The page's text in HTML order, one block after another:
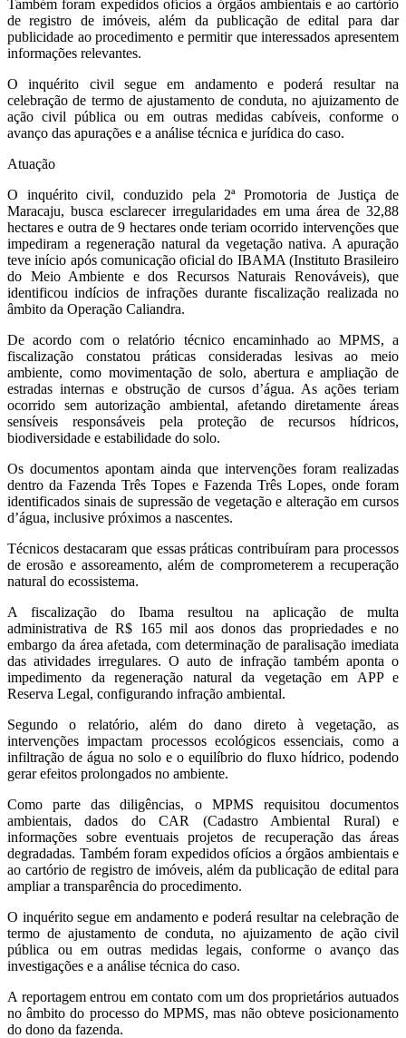
Também foram expedidos ofícios a órgãos ambientais e ao cartório
de registro de imóveis, além da publicação de edital para dar
publicidade ao procedimento e permitir que interessados apresentem
informações relevantes.
O inquérito civil segue em andamento e poderá resultar na
celebração de termo de ajustamento de conduta, no ajuizamento de
ação civil pública ou em outras medidas cabíveis, conforme o
avanço das apurações e a análise técnica e jurídica do caso.
Atuação
O inquérito civil, conduzido pela 2ª Promotoria de Justiça de
Maracaju, busca esclarecer irregularidades em uma área de 32,88
hectares e outra de 9 hectares onde teriam ocorrido intervenções que
impediram a regeneração natural da vegetação nativa. A apuração
teve início após comunicação oficial do IBAMA (Instituto Brasileiro
do Meio Ambiente e dos Recursos Naturais Renováveis), que
identificou indícios de infrações durante fiscalização realizada no
âmbito da Operação Caliandra.
De acordo com o relatório técnico encaminhado ao MPMS, a
fiscalização constatou práticas consideradas lesivas ao meio
ambiente, como movimentação de solo, abertura e ampliação de
estradas internas e obstrução de cursos d’água. As ações teriam
ocorrido sem autorização ambiental, afetando diretamente áreas
sensíveis responsáveis pela proteção de recursos hídricos,
biodiversidade e estabilidade do solo.
Os documentos apontam ainda que intervenções foram realizadas
dentro da Fazenda Três Topes e Fazenda Três Lopes, onde foram
identificados sinais de supressão de vegetação e alteração em cursos
d’água, inclusive próximos a nascentes.
Técnicos destacaram que essas práticas contribuíram para processos
de erosão e assoreamento, além de comprometerem a recuperação
natural do ecossistema.
A fiscalização do Ibama resultou na aplicação de multa
administrativa de R$ 165 mil aos donos das propriedades e no
embargo da área afetada, com determinação de paralisação imediata
das atividades irregulares. O auto de infração também aponta o
impedimento da regeneração natural da vegetação em APP e
Reserva Legal, configurando infração ambiental.
Segundo o relatório, além do dano direto à vegetação, as
intervenções impactam processos ecológicos essenciais, como a
infiltração de água no solo e o equilíbrio do fluxo hídrico, podendo
gerar efeitos prolongados no ambiente.
Como parte das diligências, o MPMS requisitou documentos
ambientais, dados do CAR (Cadastro Ambiental Rural) e
informações sobre eventuais projetos de recuperação das áreas
degradadas. Também foram expedidos ofícios a órgãos ambientais e
ao cartório de registro de imóveis, além da publicação de edital para
ampliar a transparência do procedimento.
O inquérito segue em andamento e poderá resultar na celebração de
termo de ajustamento de conduta, no ajuizamento de ação civil
pública ou em outras medidas legais, conforme o avanço das
investigações e a análise técnica do caso.
A reportagem entrou em contato com um dos proprietários autuados
no âmbito do processo do MPMS, mas não obteve posicionamento
do dono da fazenda.